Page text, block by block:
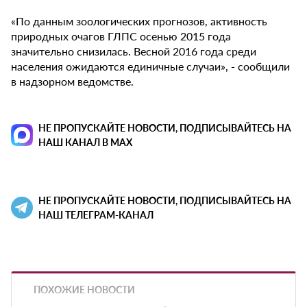
«По данным зоологических прогнозов, активность
природных очагов ГЛПС осенью 2015 года
значительно снизилась. Весной 2016 года среди
населения ожидаются единичные случаи», - сообщили
в надзорном ведомстве.
НЕ ПРОПУСКАЙТЕ НОВОСТИ, ПОДПИСЫВАЙТЕСЬ НА
НАШ КАНАЛ В MAX
НЕ ПРОПУСКАЙТЕ НОВОСТИ, ПОДПИСЫВАЙТЕСЬ НА
НАШ ТЕЛЕГРАМ-КАНАЛ
ПОХОЖИЕ НОВОСТИ